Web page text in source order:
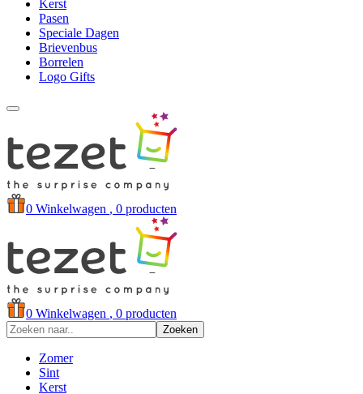
Kerst
Pasen
Speciale Dagen
Brievenbus
Borrelen
Logo Gifts
0 Winkelwagen , 0 producten
0 Winkelwagen , 0 producten
Zoeken
Zomer
Sint
Kerst